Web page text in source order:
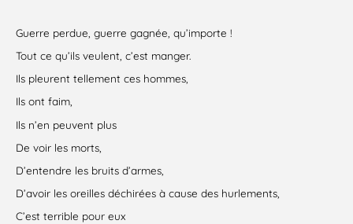
Guerre perdue, guerre gagnée, qu’importe !
Tout ce qu’ils veulent, c’est manger.
Ils pleurent tellement ces hommes,
Ils ont faim,
Ils n’en peuvent plus
De voir les morts,
D’entendre les bruits d’armes,
D’avoir les oreilles déchirées à cause des hurlements,
C’est terrible pour eux